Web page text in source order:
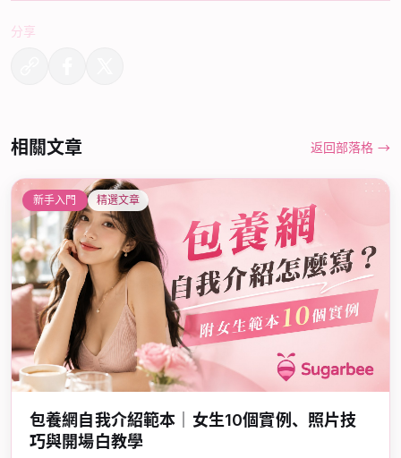
分享
相關文章 返回部落格 →
新手入門 精選文章
包養網自我介紹範本｜女生10個實例、照片技
巧與開場白教學